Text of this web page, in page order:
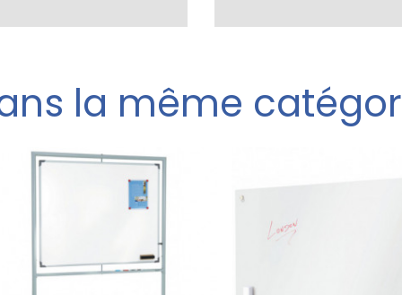
la même